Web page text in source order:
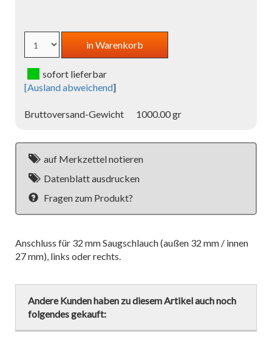
sofort lieferbar
[Ausland abweichend]
Bruttoversand-Gewicht 1000.00 gr
auf Merkzettel notieren
Datenblatt ausdrucken
Fragen zum Produkt?
Anschluss für 32 mm Saugschlauch (außen 32 mm / innen
27 mm), links oder rechts.
Andere Kunden haben zu diesem Artikel auch noch
folgendes gekauft: